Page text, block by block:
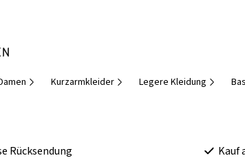
Kurzarmkleider Legere Kleidung
Rücksendung Kauf